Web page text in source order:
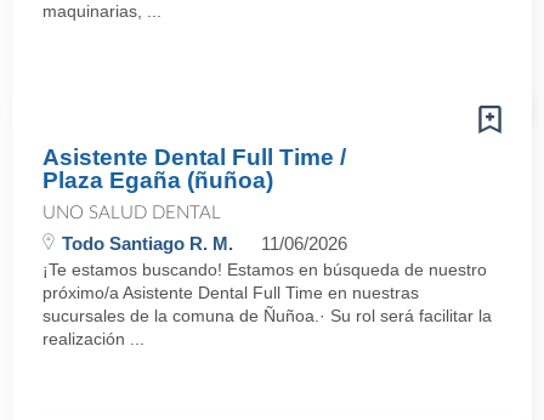
maquinarias, ...
Asistente Dental Full Time /
Plaza Egaña (ñuñoa)
UNO SALUD DENTAL
Todo Santiago R. M. 11/06/2026
¡Te estamos buscando! Estamos en búsqueda de nuestro
próximo/a Asistente Dental Full Time en nuestras
sucursales de la comuna de Ñuñoa.· Su rol será facilitar la
realización ...